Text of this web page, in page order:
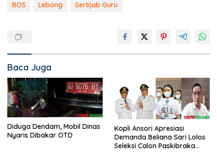
BOS Lebong Sertijab Guru
Baca Juga
Diduga Dendam, Mobil Dinas
Nyaris Dibakar OTD
Kopli Ansori Apresiasi
Demanda Beliana Sari Lolos
Seleksi Calon Paskibraka